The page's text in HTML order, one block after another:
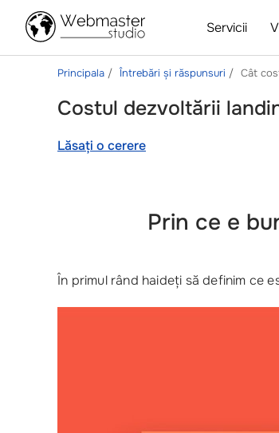
Servicii
Principala Întrebări și răspunsuri Cât
Costul dezvoltării
Lăsați o cerere
Prin ce e
În primul rând haideți să definim ce